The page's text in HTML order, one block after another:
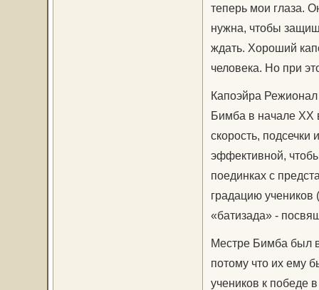
теперь мои глаза.
нужна, чтобы
ждать. Хороший
человека. Но при
Капоэйра Режионал
Бимба в начале XX
скорость, подсечки
эффективной,
поединках с
градацию учеников
«батизада» -
Местре Бимба был
потому что их ему
учеников к победе